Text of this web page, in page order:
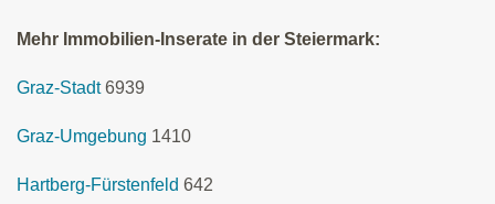
Mehr Immobilien-Inserate in der Steiermark:
Graz-Stadt 6939
Graz-Umgebung 1410
Hartberg-Fürstenfeld 642